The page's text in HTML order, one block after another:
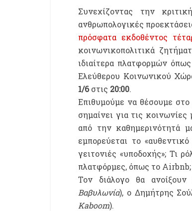
Συνεχίζοντας την
ανθρωπολογικές
πρόσφατα εκδοθέντος
κοινωνικοπολιτικά
ιδιαίτερα πλατφορμών
Ελεύθερου Κοινωνικού
1/6στις 20:00.
Επιθυμούμε να θέσουμε στο
σημαίνει για τις
από την καθημερινότητά
εμπορεύεται το
γειτονιές «υποδοχής»; Τι
πλατφόρμες, όπως το Airbnb;
Τον διάλογο θα
Βαβυλωνία), ο Δημήτρης
Kaboom).